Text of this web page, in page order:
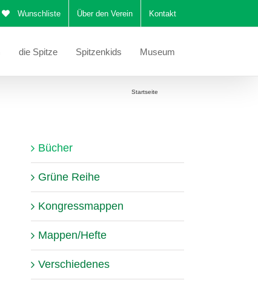
Wunschliste Über den Verein Kontakt
die Spitze Spitzenkids Museum
Startseite
Bücher
Grüne Reihe
Kongressmappen
Mappen/Hefte
Verschiedenes